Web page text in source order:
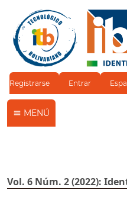
Registrarse Entrar
MENÚ
Vol. 6 Núm. 2 (2022):